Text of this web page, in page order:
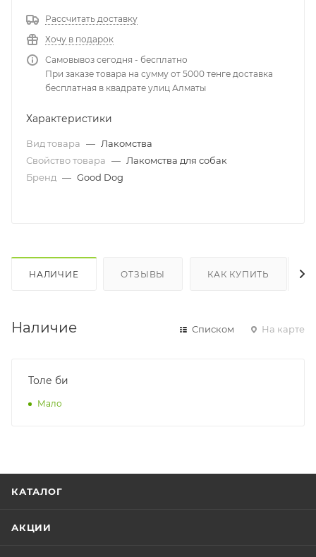
Рассчитать доставку
Хочу в подарок
Самовывоз сегодня - бесплатно
При заказе товара на сумму от 5000 тенге доставка
бесплатная в квадрате улиц Алматы
Характеристики
Вид товара — Лакомства
Свойство товара — Лакомства для собак
Бренд — Good Dog
НАЛИЧИЕ ОТЗЫВЫ КАК КУПИТЬ
Наличие Списком На карте
Толе би
Мало
КАТАЛОГ
АКЦИИ